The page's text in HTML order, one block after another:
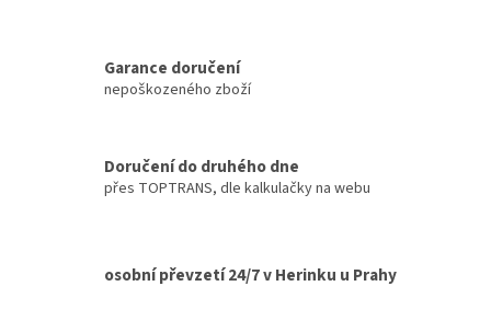
Garance doručení
nepoškozeného zboží
Doručení do druhého dne
přes TOPTRANS, dle kalkulačky na webu
osobní převzetí 24/7 v Herinku u Prahy